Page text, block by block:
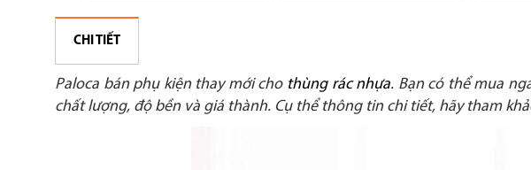
CHI TIẾT
Paloca bán phụ kiện thay mới cho thùng rác nhựa. Bạn có thể mua
chất lượng, độ bền và giá thành. Cụ thể thông tin chi tiết, hãy tham